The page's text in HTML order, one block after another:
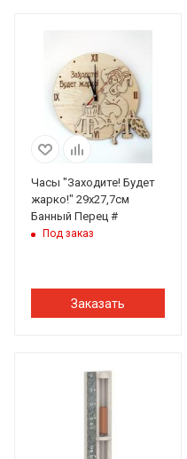
Часы "Заходите! Будет
жарко!" 29х27,7см
Банный Перец #
Под заказ
Заказать